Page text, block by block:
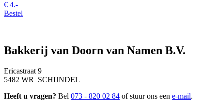
€ 4.-
Bestel
Bakkerij van Doorn van Namen B.V.
Ericastraat 9
5482 WR SCHIJNDEL
Heeft u vragen? Bel 073 - 820 02 84 of stuur ons een e-mail.